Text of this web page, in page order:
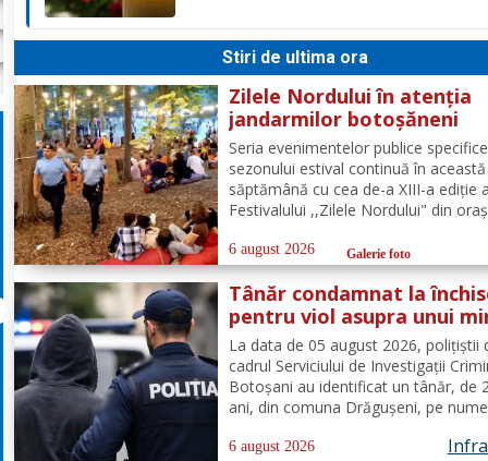
Stiri de ultima ora
Zilele Nordului în atenția
jandarmilor botoșăneni
Seria evenimentelor publice specifice
sezonului estival continuă în această
săptămână cu cea de-a XIII-a ediție a
Festivalului ,,Zilele Nordului" din
numeroasă la care Inspectoratul de
Jandarmi Județean Botoșani, în
cu partenerii instituționali,...
6 august 2026 Galerie foto
Tânăr condamnat la
pentru viol asupra unui
pornografie infantilă,
identificat de polițiști
La data de 05 august 2026, polițiștii
cadrul Serviciului de Investigații
Botoșani au identificat un tânăr, de
ani, din comuna Drăgușeni, pe
mandat de executare a pedepsei cu
6 august 2026